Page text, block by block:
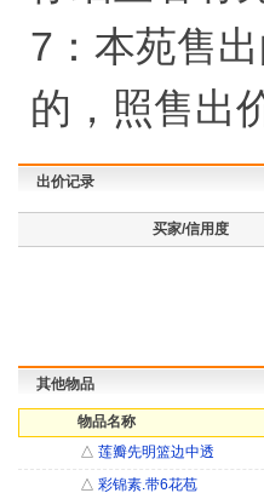
7：本苑售
的，照售出
出价记录
买家/信用度
其他物品
物品名称
△ 莲瓣先明篮边中透
△ 彩锦素.带6花苞